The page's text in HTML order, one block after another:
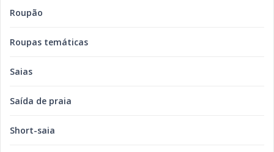
Roupão
Roupas temáticas
Saias
Saída de praia
Short-saia